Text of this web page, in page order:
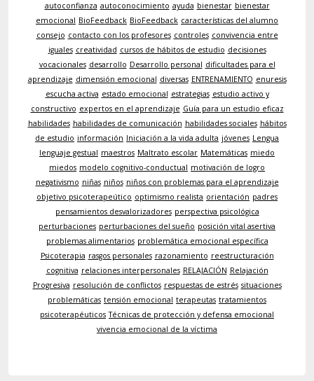
autoconfianza autoconocimiento ayuda bienestar bienestar
emocional BioFeedback BioFeedback características del alumno
consejo contacto con los profesores controles convivencia entre
iguales creatividad cursos de hábitos de estudio decisiones
vocacionales desarrollo Desarrollo personal dificultades para el
aprendizaje dimensión emocional diversas ENTRENAMIENTO enuresis
escucha activa estado emocional estrategias estudio activo y
constructivo expertos en el aprendizaje Guía para un estudio eficaz
habilidades habilidades de comunicación habilidades sociales hábitos
de estudio información Iniciación a la vida adulta jóvenes Lengua
lenguaje gestual maestros Maltrato escolar Matemáticas miedo
miedos modelo cognitivo-conductual motivación de logro
negativismo niñas niños niños con problemas para el aprendizaje
objetivo psicoterapeútico optimismo realista orientación padres
pensamientos desvalorizadores perspectiva psicológica
perturbaciones perturbaciones del sueño posición vital asertiva
problemas alimentarios problemática emocional específica
Psicoterapia rasgos personales razonamiento reestructuración
cognitiva relaciones interpersonales RELAJACIÓN Relajación
Progresiva resolución de conflictos respuestas de estrés situaciones
problemáticas tensión emocional terapeutas tratamientos
psicoterapéuticos Técnicas de protección y defensa emocional
vivencia emocional de la víctima